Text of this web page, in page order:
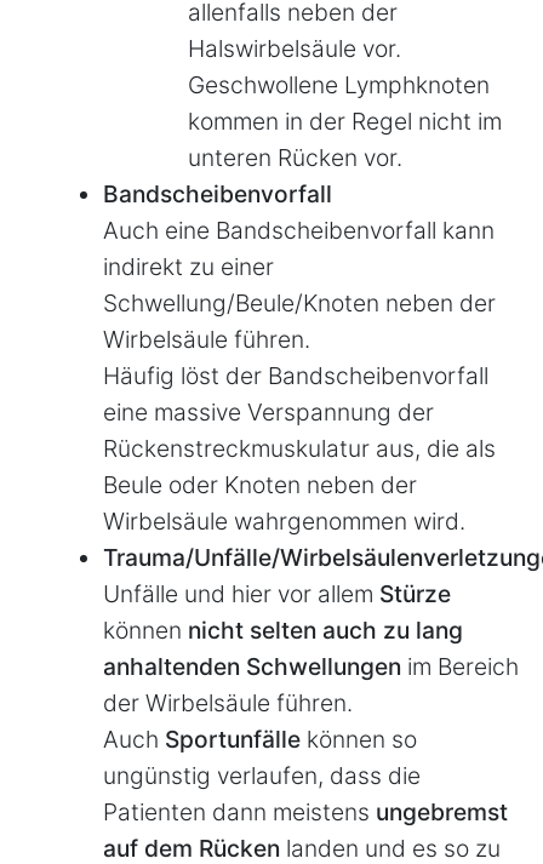
allenfalls neben der
Halswirbelsäule vor.
Geschwollene Lymphknoten
kommen in der Regel nicht im
unteren Rücken vor.
Bandscheibenvorfall
Auch eine Bandscheibenvorfall kann
indirekt zu einer
Schwellung/Beule/Knoten neben der
Wirbelsäule führen.
Häufig löst der Bandscheibenvorfall
eine massive Verspannung der
Rückenstreckmuskulatur aus, die als
Beule oder Knoten neben der
Wirbelsäule wahrgenommen wird.
Trauma/Unfälle/
Unfälle und hier vor allem Stürze
können nicht selten auch zu lang
anhaltenden Schwellungen im Bereich
der Wirbelsäule führen.
Auch Sportunfälle können so
ungünstig verlaufen, dass die
Patienten dann meistens ungebremst
auf dem Rücken landen und es so zu